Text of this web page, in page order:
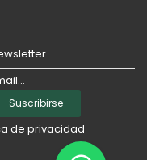
Suscribirse
de privacidad